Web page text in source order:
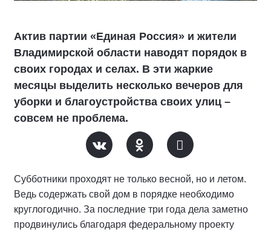
Актив партии «Единая Россия» и жители
Владимирской области наводят порядок в
своих городах и селах. В эти жаркие
месяцы выделить несколько вечеров для
уборки и благоустройства своих улиц –
совсем не проблема.
Субботники проходят не только весной, но и летом.
Ведь содержать свой дом в порядке необходимо
круглогодично. За последние три года дела заметно
продвинулись благодаря федеральному проекту